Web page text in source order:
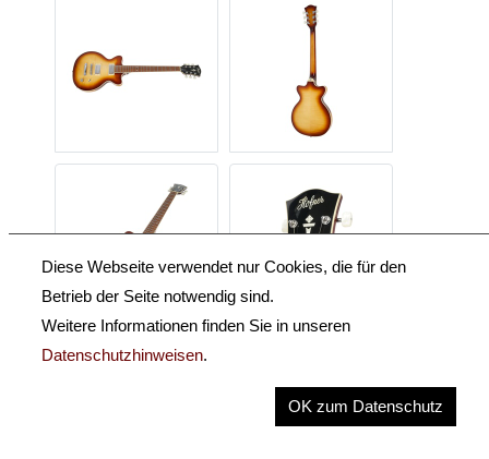
Diese Webseite verwendet nur Cookies, die für den
Betrieb der Seite notwendig sind.
Weitere Informationen finden Sie in unseren
Datenschutzhinweisen.
OK zum Datenschutz